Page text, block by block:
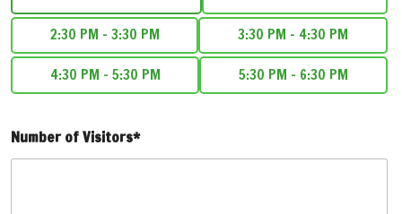
2:30 PM - 3:30 PM 3:30 PM - 4:30 PM
4:30 PM - 5:30 PM 5:30 PM - 6:30 PM
Number of Visitors*